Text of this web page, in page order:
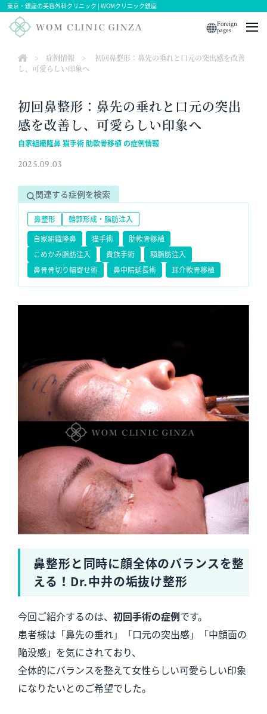
東京・銀座の美容外科クリニック | WOMクリニック銀座
Foreign
pages
> 症例情報 > 初回鼻整形：鼻先の垂れと口元の突出感を改善
し、可愛らしい印象へ
初回鼻整形：鼻先の垂れと口元の突出
感を改善し、可愛らしい印象へ
自家組織隆鼻 猫手術 肋軟骨移植 の症例情報
2025.09.03
関連する症例を検索
鼻整形
輪郭形成・脂肪注入
自家組織隆鼻
猫手術
肋軟骨移植
こめかみ脂肪注入
貴族手術
額脂肪注入
鼻骨骨切り幅寄せ術
鼻中隔延長術 耳介軟骨移植
鼻整形と同時に顔全体のバランスを整
える！Dr.中井の垢抜け整形
今回ご紹介するのは、 初回手術の症例です。
患者様は「鼻先の垂れ」「口元の突出感」「中顔面の
陥没感」を気にされており、
全体的にバランスを整えて女性らしい可愛らしい印象
になりたいとのご希望でした。